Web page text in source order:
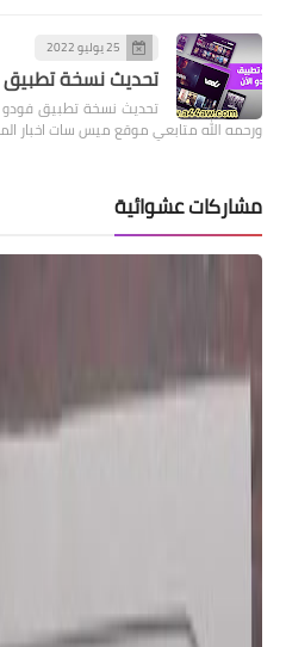
25 يوليو 2022
تحديث نسخة تطبيق
ورحمه الله متابعي موقع ميس سات اخبار
مشاركات عشوائية